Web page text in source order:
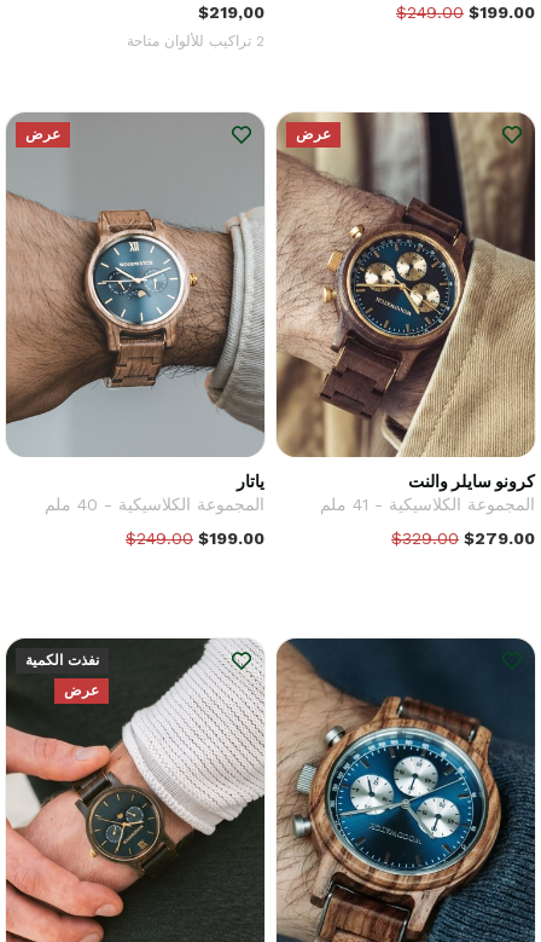
$249.00 $199.00
$219,00
2 تراكيب للألوان متاحة
عرض
كرونو سايلر والنت
المجموعة الكلاسيكية - 41 ملم
$329.00 $279.00
عرض
ياتار
المجموعة الكلاسيكية - 40 ملم
$249.00 $199.00
نفذت الكمية
عرض